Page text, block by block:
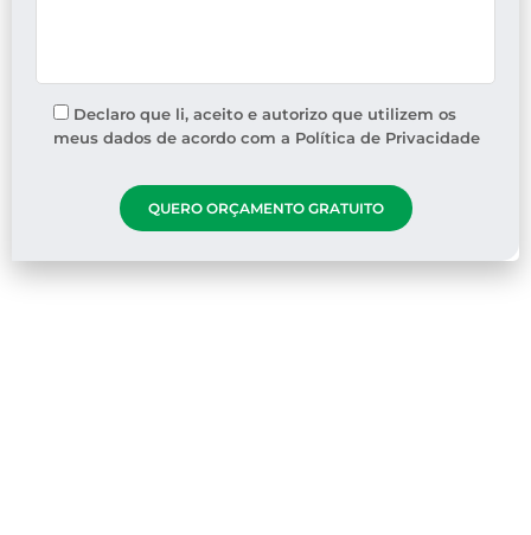
Declaro que li, aceito e autorizo que utilizem os
meus dados de acordo com a Política de Privacidade